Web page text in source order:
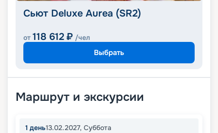
Сьют Deluxe Aurea (SR2)
от 118 612 ₽ /чел
Выбрать
Маршрут и экскурсии
1 день13.02.2027, Суббота